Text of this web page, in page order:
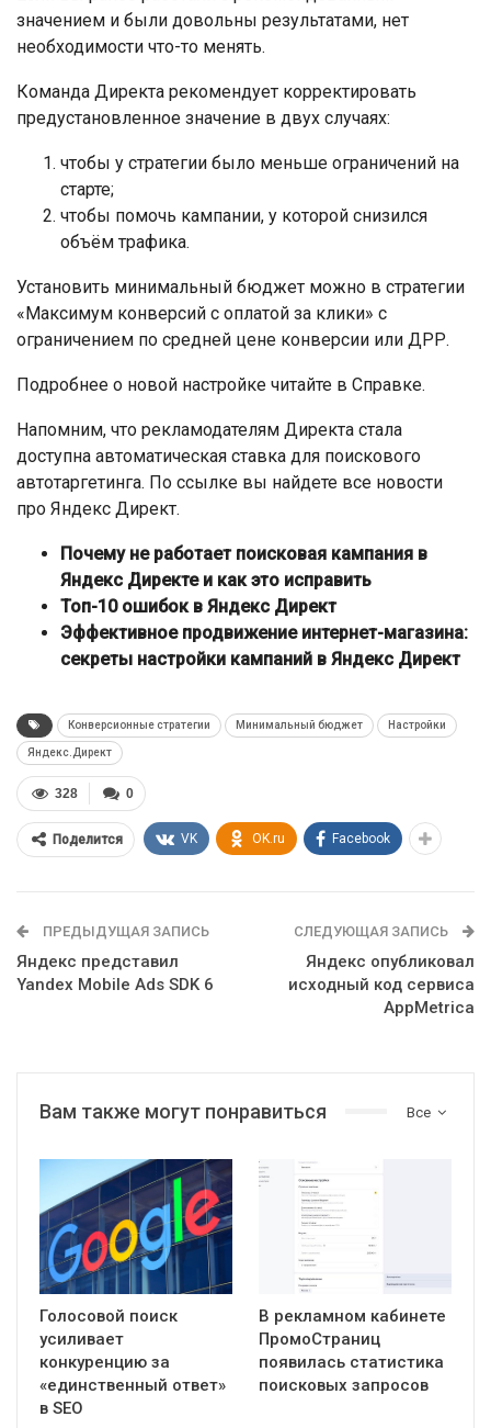
значением и были довольны результатами, нет
необходимости что-то менять.
Команда Директа рекомендует корректировать
предустановленное значение в двух случаях:
чтобы у стратегии было меньше ограничений на
старте;
чтобы помочь кампании, у которой снизился
объём трафика.
Установить минимальный бюджет можно в стратегии
«Максимум конверсий с оплатой за клики» с
ограничением по средней цене конверсии или ДРР.
Подробнее о новой настройке читайте в Справке.
Напомним, что рекламодателям Директа стала
доступна автоматическая ставка для поискового
автотаргетинга. По ссылке вы найдете все новости
про Яндекс Директ.
Почему не работает поисковая кампания в
Яндекс Директе и как это исправить
Топ-10 ошибок в Яндекс Директ
Эффективное продвижение интернет-магазина:
секреты настройки кампаний в Яндекс Директ
Конверсионные стратегии Минимальный бюджет Настройки
Яндекс.Директ
0
328
Поделится VK OK.ru Facebook
ПРЕДЫДУЩАЯ ЗАПИСЬ
Яндекс представил
Yandex Mobile Ads SDK 6
СЛЕДУЮЩАЯ ЗАПИСЬ
Яндекс опубликовал
исходный код сервиса
AppMetrica
Все
Вам также могут понравиться
Голосовой поиск
усиливает
конкуренцию за
«единственный ответ»
в SEO
В рекламном кабинете
ПромоСтраниц
появилась статистика
поисковых запросов